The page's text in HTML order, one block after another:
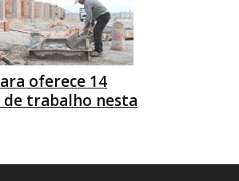
oferece 14
trabalho nesta